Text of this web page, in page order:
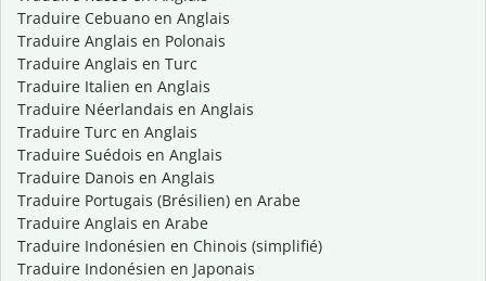
Traduire Cebuano en Anglais
Traduire Anglais en Polonais
Traduire Anglais en Turc
Traduire Italien en Anglais
Traduire Néerlandais en Anglais
Traduire Turc en Anglais
Traduire Suédois en Anglais
Traduire Danois en Anglais
Traduire Portugais (Brésilien) en Arabe
Traduire Anglais en Arabe
Traduire Indonésien en Chinois (simplifié)
Traduire Indonésien en Japonais